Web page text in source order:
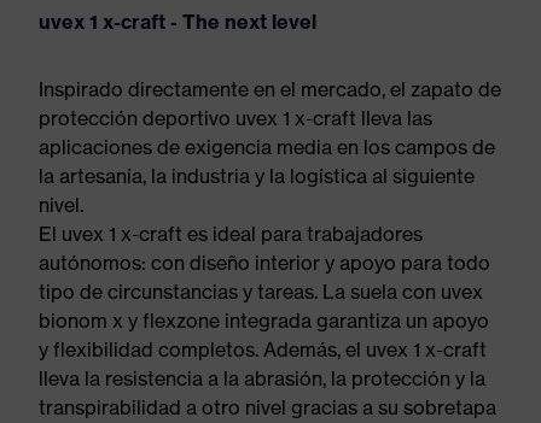
uvex 1 x-craft - The next level
Inspirado directamente en el mercado, el zapato de
protección deportivo uvex 1 x-craft lleva las
aplicaciones de exigencia media en los campos de
la artesanía, la industria y la logística al siguiente
nivel.
El uvex 1 x-craft es ideal para trabajadores
autónomos: con diseño interior y apoyo para todo
tipo de circunstancias y tareas. La suela con uvex
bionom x y flexzone integrada garantiza un apoyo
y flexibilidad completos. Además, el uvex 1 x-craft
lleva la resistencia a la abrasión, la protección y la
transpirabilidad a otro nivel gracias a su sobretapa